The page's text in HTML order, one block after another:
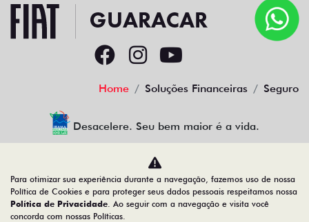
Home Soluções Financeiras Seguro
Desacelere. Seu bem maior é a vida.
GUARACAR COMERCIO DE AUTOMOVEIS LTDA
88.952.577/0001-44
Para otimizar sua experiência durante a navegação, fazemos uso de nossa
Política de Cookies e para proteger seus dados pessoais respeitamos nossa
Política de Privacidade. Ao seguir com a navegação e visita você
concorda com nossas Políticas.